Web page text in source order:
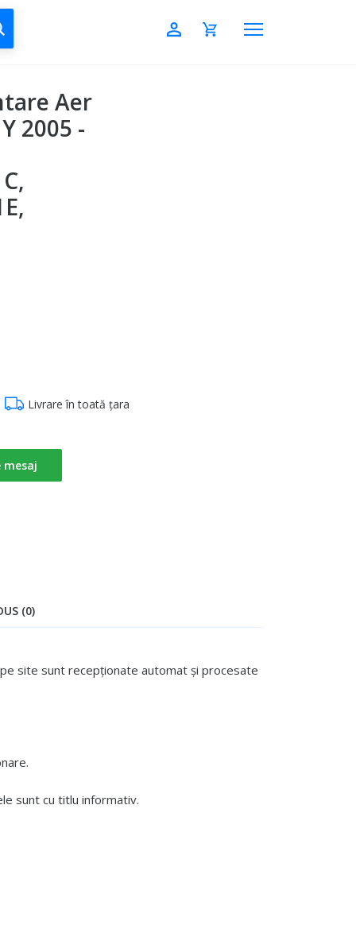
CAUTĂ
Aer
2005 -
Livrare în toată țara
site sunt recepționate automat și procesate
sunt cu titlu informativ.
(0)